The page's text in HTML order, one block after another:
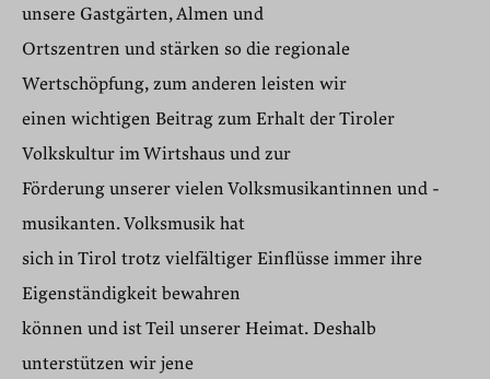
unsere Gastgärten, Almen und
Ortszentren und stärken so die regionale
Wertschöpfung, zum anderen leisten wir
einen wichtigen Beitrag zum Erhalt der Tiroler
Volkskultur im Wirtshaus und zur
Förderung unserer vielen Volksmusikantinnen und -
musikanten. Volksmusik hat
sich in Tirol trotz vielfältiger Einflüsse immer ihre
Eigenständigkeit bewahren
können und ist Teil unserer Heimat. Deshalb
unterstützen wir jene